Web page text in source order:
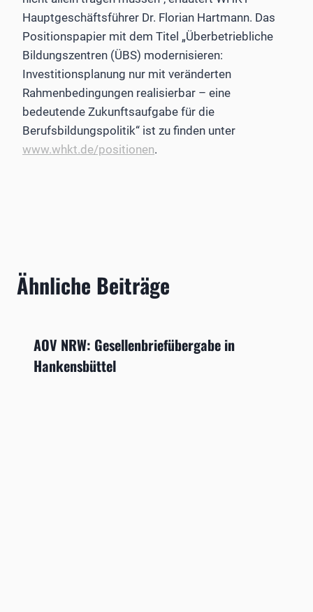
Hauptgeschäftsführer Dr. Florian Hartmann. Das
Positionspapier mit dem Titel „Überbetriebliche
Bildungszentren (ÜBS) modernisieren:
Investitionsplanung nur mit veränderten
Rahmenbedingungen realisierbar – eine
bedeutende Zukunftsaufgabe für die
Berufsbildungspolitik“ ist zu finden unter
www.whkt.de/positionen.
Ähnliche Beiträge
AOV NRW: Gesellenbriefübergabe in
Hankensbüttel